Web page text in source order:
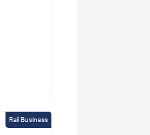
Rail Business